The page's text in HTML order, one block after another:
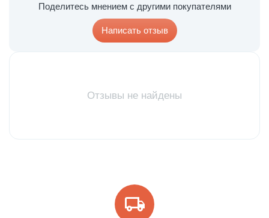
Поделитесь мнением с другими покупателями
Написать отзыв
Отзывы не найдены